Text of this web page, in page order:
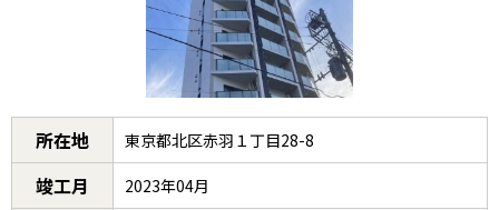
所在地 東京都北区赤羽１丁目28-8
竣工月 2023年04月